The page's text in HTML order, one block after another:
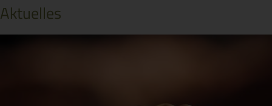
Aktuelles